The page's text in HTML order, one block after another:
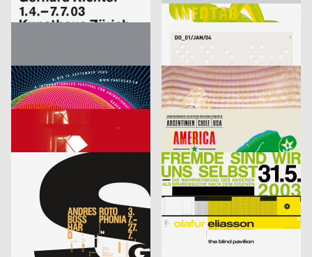
Richter
Infotag
labor b – Netzwerk für Gestaltung D
2003
Focus Award 2003 – Ausschreibung
designliga
2003
Veranstaltungsplakat Sylvester
Bringolf Irion Vögeli CH
2003
Fantoche 03
Sascha Brossmann, Heike Grebin, Matthias Hübner, Johanna Leuner D
2003
Von Fall zu Fall: lust.nl
blotto design tarzanundjane
America, Amerikkka
cyan (Daniela Haufe + Detlef Fiedler) D
2003
fremde sind wir uns selbst – ein interreligiöser dialog
cyan (Daniela Haufe + Detlef Fiedler) D
2003
20 Jahre Freunde guter Musik
cyan (Daniela Haufe + Detlef Fiedler) D
2003
cyan (Daniela Haufe + Detlef Fiedler) D
2003